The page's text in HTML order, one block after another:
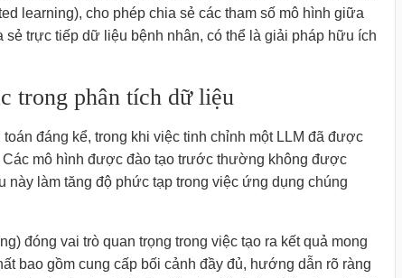
learning), cho phép chia sẻ các tham số mô hình giữa
sẻ trực tiếp dữ liệu bệnh nhân, có thể là giải pháp hữu ích
trong phân tích dữ liệu
đáng kể, trong khi việc tinh chỉnh một LLM đã được
mô hình được đào tạo trước thường không được
này làm tăng độ phức tạp trong việc ứng dụng chúng
đóng vai trò quan trọng trong việc tạo ra kết quả mong
bao gồm cung cấp bối cảnh đầy đủ, hướng dẫn rõ ràng